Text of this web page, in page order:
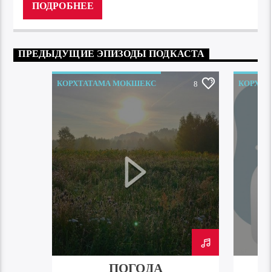
ПОДРОБНЕЕ
ПРЕДЫДУЩИЕ ЭПИЗОДЫ ПОДКАСТА
КОРХТАТАМА МОКШЕКС 8
ПОГОДА